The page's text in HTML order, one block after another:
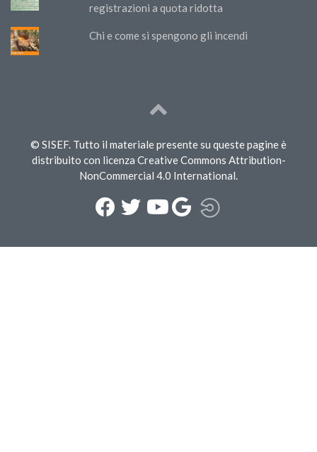
registrazioni a quota ridotta
Chi e come si spengono gli incendi
© SISEF. Tutto il materiale presente su queste pagine è
distribuito con licenza Creative Commons Attribution-
NonCommercial 4.0 International.